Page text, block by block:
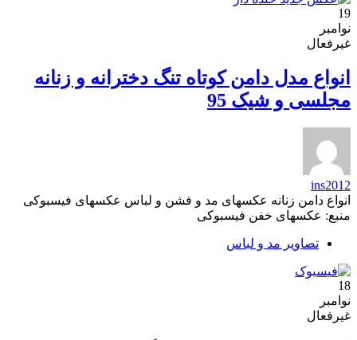
19
نوامبر
غیرفعال
انواع مدل دامن کوتاه تنگ دخترانه و زنانه
مجلسی و شیک 95
ins2012
انواع دامن زنانه عکسهای مد و فشن و لباس عکسهای فیسبوکی
منبع: عکسهای خفن فیسبوکی
تصاویر مد و لباس
18
نوامبر
غیرفعال